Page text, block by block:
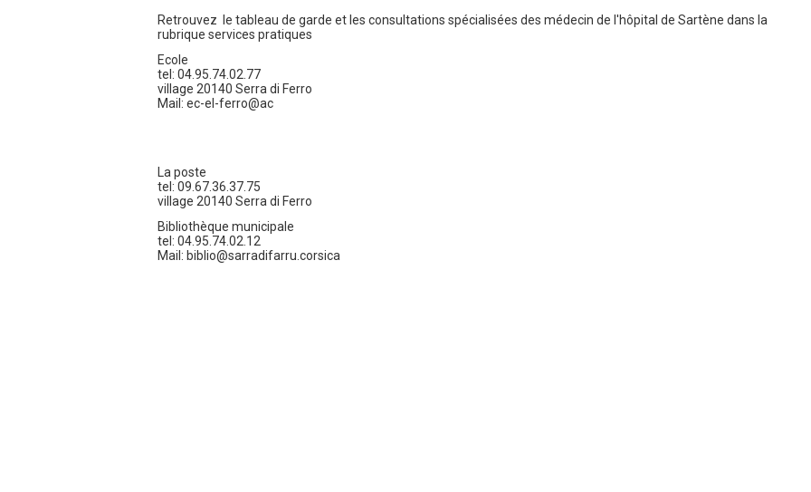
Retrouvez le tableau de garde et les consultations spécialisées des médecin de l'hôpital de Sartène dans la
rubrique services pratiques
Ecole
tel: 04.95.74.02.77
village 20140 Serra di Ferro
Mail: ec-el-ferro@ac
La poste
tel: 09.67.36.37.75
village 20140 Serra di Ferro
Bibliothèque municipale
tel: 04.95.74.02.12
Mail: biblio@sarradifarru.corsica